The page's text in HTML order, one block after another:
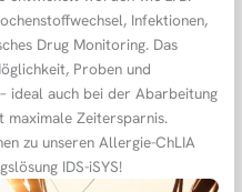
Infektionen,
Drug Monitoring. Das
Proben und
ideal auch bei der Abarbeitung
Zeitersparnis.
zu unseren Allergie-ChLIA
IDS-iSYS!